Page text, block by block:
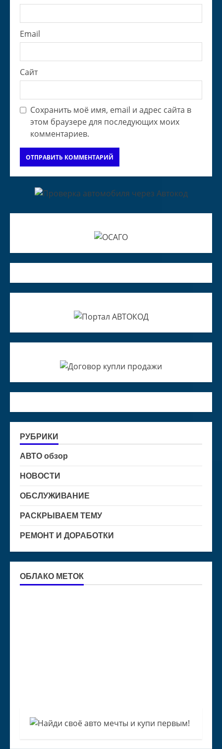
Email
Сайт
Сохранить моё имя, email и адрес сайта в
этом браузере для последующих моих
комментариев.
РУБРИКИ
АВТО обзор
НОВОСТИ
ОБСЛУЖИВАНИЕ
РАСКРЫВАЕМ ТЕМУ
РЕМОНТ И ДОРАБОТКИ
ОБЛАКО МЕТОК